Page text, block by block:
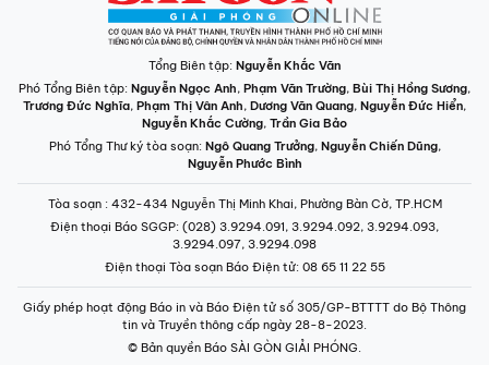
Tổng Biên tập: Nguyễn Khắc Văn
Phó Tổng Biên tập: Nguyễn Ngọc Anh, Phạm Văn Trường, Bùi Thị Hồng Sương,
Trương Đức Nghĩa, Phạm Thị Vân Anh, Dương Văn Quang, Nguyễn Đức Hiển,
Nguyễn Khắc Cường, Trần Gia Bảo
Phó Tổng Thư ký tòa soạn: Ngô Quang Trưởng, Nguyễn Chiến Dũng,
Nguyễn Phước Bình
Tòa soạn : 432-434 Nguyễn Thị Minh Khai, Phường Bàn Cờ, TP.HCM
Điện thoại Báo SGGP: (028) 3.9294.091, 3.9294.092, 3.9294.093,
3.9294.097, 3.9294.098
Điện thoại Tòa soạn Báo Điện tử: 08 65 11 22 55
Giấy phép hoạt động Báo in và Báo Điện tử số 305/GP-BTTTT do Bộ Thông
tin và Truyền thông cấp ngày 28-8-2023.
© Bản quyền Báo SÀI GÒN GIẢI PHÓNG.